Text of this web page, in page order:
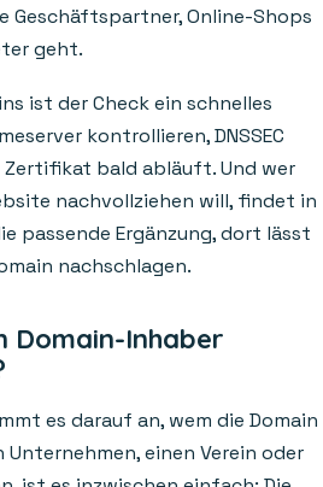
Geschäftspartner, Online-Shops
geht.
ist der Check ein schnelles
kontrollieren, DNSSEC
Zertifikat bald abläuft. Und wer
nachvollziehen will, findet in
passende Ergänzung, dort lässt
nachschlagen.
Domain-Inhaber
es darauf an, wem die Domain
einen Verein oder